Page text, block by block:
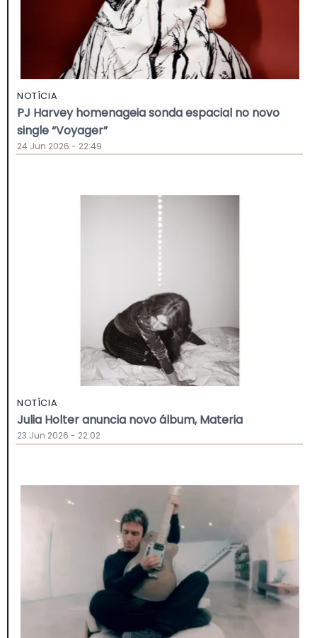
NOTÍCIA
PJ Harvey homenageia sonda espacial no novo
single “Voyager”
24 Jun 2026 - 22:49
NOTÍCIA
Julia Holter anuncia novo álbum, Materia
23 Jun 2026 - 22:02